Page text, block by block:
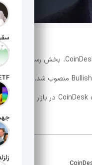
تاریخ
تاریخ
تاریخ
Jay Yarow به عنوان رئیس CoinDesk Insights، بخش رسانه و
رویدادهای پلتفرم دارایی های دیجیتال Bullish منصوب شد. این
انتصاب با هدف تقویت و توسعه جایگاه CoinDesk در بازار اخبار